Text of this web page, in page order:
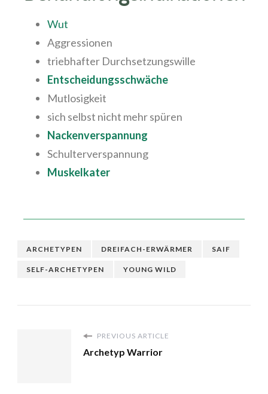
Wut
Aggressionen
triebhafter Durchsetzungswille
Entscheidungsschwäche
Mutlosigkeit
sich selbst nicht mehr spüren
Nackenverspannung
Schulterverspannung
Muskelkater
ARCHETYPEN DREIFACH-ERWÄRMER SAIF
SELF-ARCHETYPEN YOUNG WILD
PREVIOUS ARTICLE
Archetyp Warrior